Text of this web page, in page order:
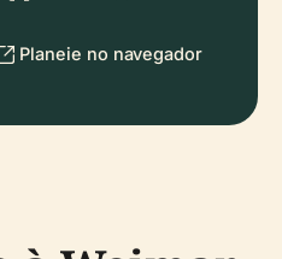
Planeie no navegador